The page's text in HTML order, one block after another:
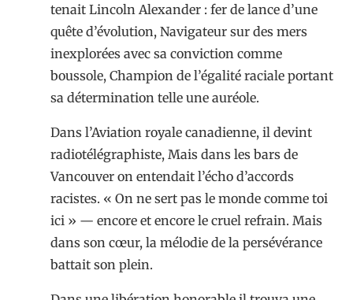
tenait Lincoln Alexander : fer de lance d’une
quête d’évolution, Navigateur sur des mers
inexplorées avec sa conviction comme
boussole, Champion de l’égalité raciale portant
sa détermination telle une auréole.
Dans l’Aviation royale canadienne, il devint
radiotélégraphiste, Mais dans les bars de
Vancouver on entendait l’écho d’accords
racistes. « On ne sert pas le monde comme toi
ici » — encore et encore le cruel refrain. Mais
dans son cœur, la mélodie de la persévérance
battait son plein.